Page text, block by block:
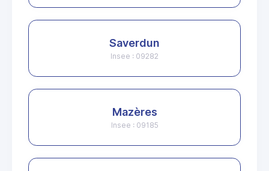
Saverdun
Insee : 09282
Mazères
Insee : 09185